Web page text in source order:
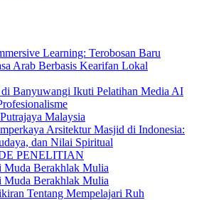
Learning: Terobosan Baru
Arab Berbasis Kearifan Lokal
Banyuwangi Ikuti Pelatihan Media AI
Malaysia
Arsitektur Masjid di Indonesia:
dan Nilai Spiritual
PENELITIAN
Muda Berakhlak Mulia
Muda Berakhlak Mulia
Tentang Mempelajari Ruh